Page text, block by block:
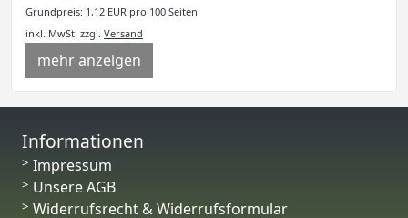
Grundpreis: 1,12 EUR pro 100 Seiten
inkl. MwSt. zzgl. Versand
mehr anzeigen
Informationen
Impressum
Unsere AGB
Widerrufsrecht & Widerrufsformular